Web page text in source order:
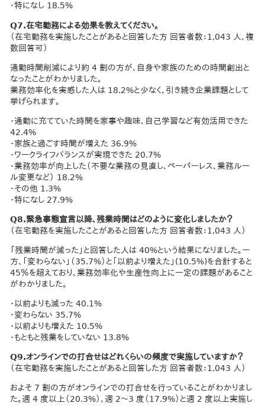
・特になし 18.5%
Q7.在宅勤務による効果を教えてください。
（在宅勤務を実施したことがあると回答した方 回答者数：1,043 人、複
数回答可）
通勤時間削減により約 4 割の方が、自身や家族のための時間創出と
なったことがわかりました。
業務効率化を実感した人は 18.2%と少なく、引き続き企業課題として
挙げられます。
・通勤に充てていた時間を家事や趣味、自己学習など有効活用できた
42.4%
・家族と過ごす時間が増えた 36.9%
・ワークライフバランスが実現できた 20.7%
・業務効率が向上した（不要な業務の見直し、ペーパーレス、業務ルー
ル変更など） 18.2%
・その他 1.3%
・特になし 27.9%
Q8.緊急事態宣言以降、残業時間はどのように変化しましたか？
（在宅勤務を実施したことがあると回答した方 回答者数：1,043 人）
「残業時間が減った」と回答した人は 40%という結果になりました。一
方、「変わらない」（35.7%）と「以前より増えた」(10.5%)を合計すると
45％を超えており、業務効率化や生産性向上に一定の課題があること
がわかりました。
・以前よりも減った 40.1%
・変わらない 35.7%
・以前よりも増えた 10.5%
・もともと残業をしていない 13.8%
Q9.オンラインでの打合せはどれくらいの頻度で実施していますか？
（在宅勤務を実施したことがあると回答した方 回答者数：1,043 人）
およそ 7 割の方がオンラインでの打合せを行っていることがわかりまし
た。週 4 度以上（20.3%）、週 2～3 度（17.9%）と週 2 度以上実施し